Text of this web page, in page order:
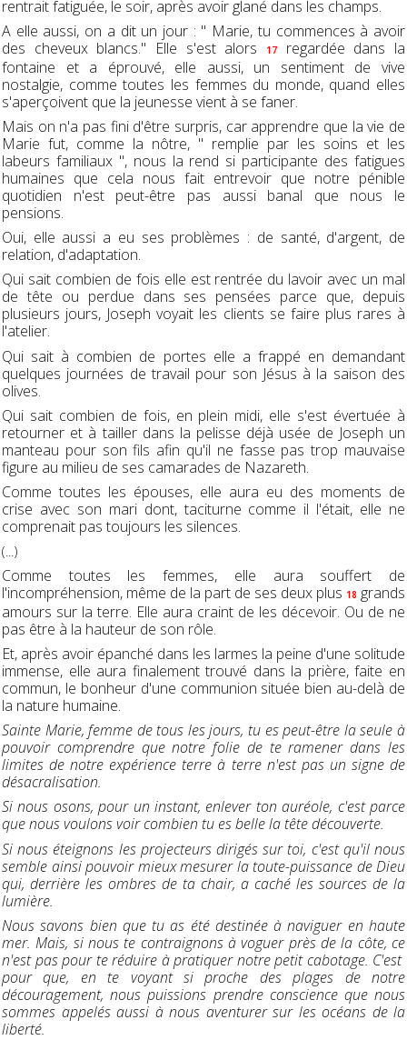
rentrait fatiguée, le soir, après avoir glané dans les champs.
A elle aussi, on a dit un jour : " Marie, tu commences à avoir
des cheveux blancs." Elle s'est alors
17
regardée dans la
fontaine et a éprouvé, elle aussi, un sentiment de vive
nostalgie, comme toutes les femmes du monde, quand elles
s'aperçoivent que la jeunesse vient à se faner.
Mais on n'a pas fini d'être surpris, car apprendre que la vie de
Marie fut, comme la nôtre, " remplie par les soins et les
labeurs familiaux ", nous la rend si participante des fatigues
humaines que cela nous fait entrevoir que notre pénible
quotidien n'est peut-être pas aussi banal que nous le
pensions.
Oui, elle aussi a eu ses problèmes : de santé, d'argent, de
relation, d'adaptation.
Qui sait combien de fois elle est rentrée du lavoir avec un mal
de tête ou perdue dans ses pensées parce que, depuis
plusieurs jours, Joseph voyait les clients se faire plus rares à
l'atelier.
Qui sait à combien de portes elle a frappé en demandant
quelques journées de travail pour son Jésus à la saison des
olives.
Qui sait combien de fois, en plein midi, elle s'est évertuée à
retourner et à tailler dans la pelisse déjà usée de Joseph un
manteau pour son fils afin qu'il ne fasse pas trop mauvaise
figure au milieu de ses camarades de Nazareth.
Comme toutes les épouses, elle aura eu des moments de
crise avec son mari dont, taciturne comme il l'était, elle ne
comprenait pas toujours les silences.
(...)
Comme toutes les femmes, elle aura souffert de
l'incompréhension, même de la part de ses deux plus 18 grands
amours sur la terre. Elle aura craint de les décevoir. Ou de ne
pas être à la hauteur de son rôle.
Et, après avoir épanché dans les larmes la peine d'une solitude
immense, elle aura finalement trouvé dans la prière, faite en
commun, le bonheur d'une communion située bien au-delà de
la nature humaine.
Sainte Marie, femme de tous les jours, tu es peut-être la seule à
pouvoir comprendre que notre folie de te ramener dans les
limites de notre expérience terre à terre n'est pas un signe de
désacralisation.
Si nous osons, pour un instant, enlever ton auréole, c'est parce
que nous voulons voir combien tu es belle la tête découverte.
Si nous éteignons les projecteurs dirigés sur toi, c'est qu'il nous
semble ainsi pouvoir mieux mesurer la toute-puissance de Dieu
qui, derrière les ombres de ta chair, a caché les sources de la
lumière.
Nous savons bien que tu as été destinée à naviguer en haute
mer. Mais, si nous te contraignons à voguer près de la côte, ce
n'est pas pour te réduire à pratiquer notre petit cabotage. C'est
pour que, en te voyant si proche des plages de notre
découragement, nous puissions prendre conscience que nous
sommes appelés aussi à nous aventurer sur les océans de la
liberté.